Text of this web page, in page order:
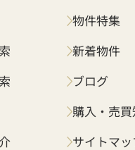
物件特集
新着物件
ブログ
購入・売
サイトマ